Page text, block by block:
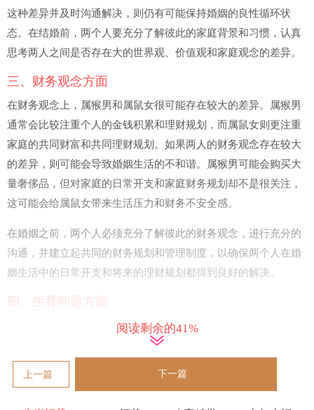
这种差异并及时沟通解决，则仍有可能保持婚姻的良性循环状
态。在结婚前，两个人要充分了解彼此的家庭背景和习惯，认真
思考两人之间是否存在大的世界观、价值观和家庭观念的差异。
三、财务观念方面
在财务观念上，属猴男和属鼠女很可能存在较大的差异。属猴男
通常会比较注重个人的金钱积累和理财规划，而属鼠女则更注重
家庭的共同财富和共同理财规划。如果两人的财务观念存在较大
的差异，则可能会导致婚姻生活的不和谐。属猴男可能会购买大
量奢侈品，但对家庭的日常开支和家庭财务规划却不是很关注，
这可能会给属鼠女带来生活压力和财务不安全感。
在婚姻之前，两个人必须充分了解彼此的财务观念，进行充分的
沟通，并建立起共同的财务规划和管理制度，以确保两个人在婚
姻生活中的日常开支和将来的理财规划都得到良好的解决。
四、生育问题方面
最后一个方面是生育问题。属猴男和属鼠女在生育观念方面也可
能存在较大的差异。属猴男可能更加注重个人事业和兴趣爱好，
而不太关注婚姻和家庭的生育问题。而属鼠女则通常会将家庭和
阅读剩余的41%
上一篇 下一篇